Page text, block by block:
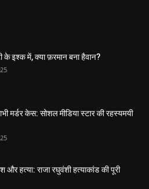
के इश्क में, क्या फ़रमान बना हैवान?
मर्डर केस: सोशल मीडिया स्टार की रहस्यमयी
और हत्या: राजा रघुवंशी हत्याकांड की पूरी